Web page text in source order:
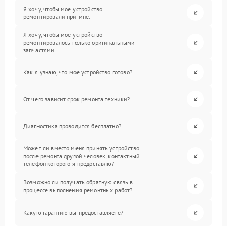
Я хочу, чтобы мое устройство
ремонтировали при мне.
Я хочу, чтобы мое устройство
ремонтировалось только оригинальными
запчастями.
Как я узнаю, что мое устройство готово?
От чего зависит срок ремонта техники?
Диагностика проводится бесплатно?
Может ли вместо меня принять устройство
после ремонта другой человек, контактный
телефон которого я предоставлю?
Возможно ли получать обратную связь в
процессе выполнения ремонтных работ?
Какую гарантию вы предоставляете?